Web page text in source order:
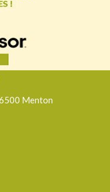
Menton